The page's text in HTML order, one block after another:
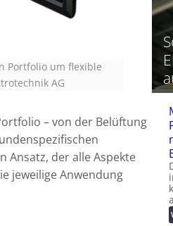
Portfolio um flexible
AG
– von der Belüftung
Ansatz, der alle Aspekte
jeweilige Anwendung